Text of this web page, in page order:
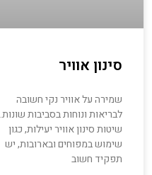
סינון אוויר
שמירה על אוויר נקי חשובה
לבריאות ונוחות בסביבות שונות.
שיטות סינון אוויר יעילות, כגון
שימוש במפוחים ובארובות, יש
תפקיד חשוב